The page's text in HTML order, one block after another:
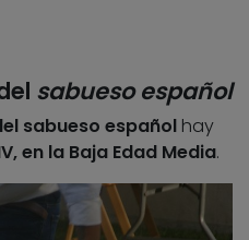
sabueso español
sabueso español hay
en la Baja Edad Media.